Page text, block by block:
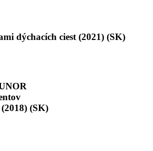
dýchacích ciest (2021) (SK)
(SK)